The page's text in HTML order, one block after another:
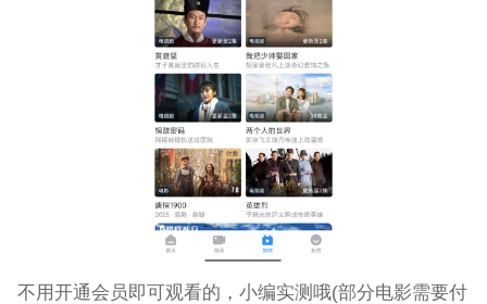
不用开通会员即可观看的，小编实测哦(部分电影需要付